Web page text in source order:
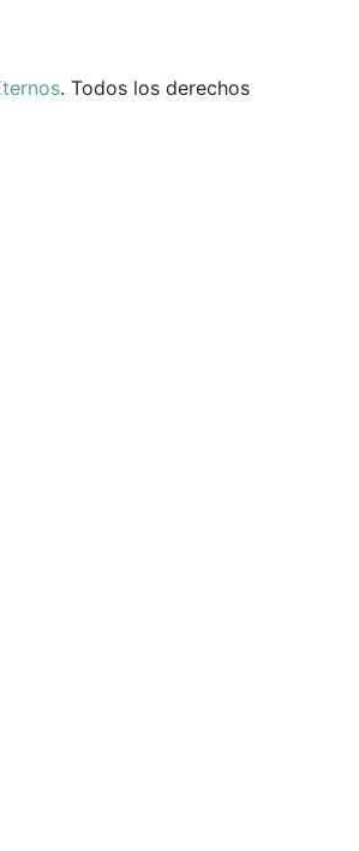
. Todos los derechos